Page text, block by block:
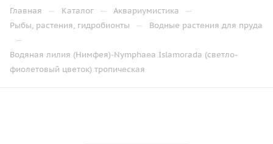
Главная — Каталог — Аквариумистика —
Рыбы, растения, гидробионты — Водные растения для пруда
—
Водяная лилия (Нимфея)-Nymphaea Islamorada (светло-
фиолетовый цветок) тропическая